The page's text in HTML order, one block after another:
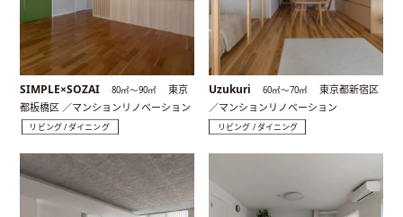
SIMPLE×SOZAI 80㎡〜90㎡
東京
都板橋区 ／マンションリノベーション
リビング / ダイニング
Uzukuri 60㎡〜70㎡
東京都新宿区
／マンションリノベーション
リビング / ダイニング